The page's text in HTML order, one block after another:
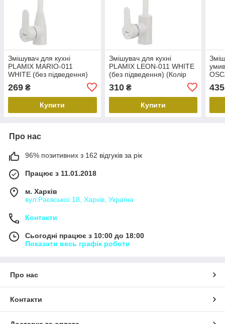
Змішувач для кухні
PLAMIX MARIO-011
WHITE (без підведення)
269 ₴
Купити
Змішувач для кухні
PLAMIX LEON-011 WHITE
(без підведення) (Колір
310₴
Купити
435
Про нас
96% позитивних з 162 відгуків за рік
Працює з 11.01.2018
м. Харків
вул.Раєвської 18, Харків, Україна
Контакти
Сьогодні працює з 10:00 до 18:00
Показати весь графік роботи
Про нас
Контакти